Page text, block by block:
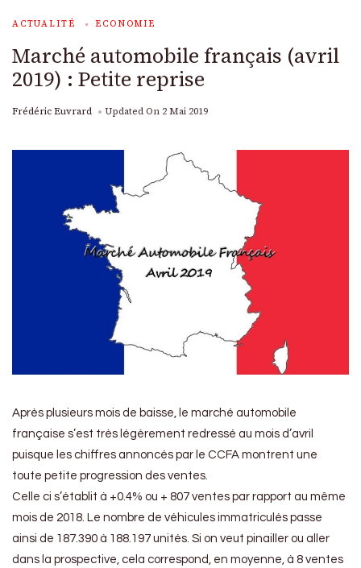
ACTUALITÉ ECONOMIE
Marché automobile français (avril
2019) : Petite reprise
Frédéric Euvrard Updated On 2 Mai 2019
Après plusieurs mois de baisse, le marché automobile
française s’est très légèrement redressé au mois d’avril
puisque les chiffres annoncés par le CCFA montrent une
toute petite progression des ventes.
Celle ci s’établit à +0.4% ou + 807 ventes par rapport au même
mois de 2018. Le nombre de véhicules immatriculés passe
ainsi de 187.390 à 188.197 unités. Si on veut pinailler ou aller
dans la prospective, cela correspond, en moyenne, à 8 ventes